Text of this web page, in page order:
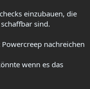
einzubauen, die
sind.
nachreichen
wenn es das